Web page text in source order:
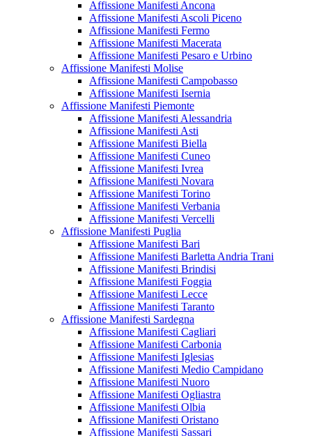
Affissione Manifesti Ancona
Affissione Manifesti Ascoli Piceno
Affissione Manifesti Fermo
Affissione Manifesti Macerata
Affissione Manifesti Pesaro e Urbino
Affissione Manifesti Molise
Affissione Manifesti Campobasso
Affissione Manifesti Isernia
Affissione Manifesti Piemonte
Affissione Manifesti Alessandria
Affissione Manifesti Asti
Affissione Manifesti Biella
Affissione Manifesti Cuneo
Affissione Manifesti Ivrea
Affissione Manifesti Novara
Affissione Manifesti Torino
Affissione Manifesti Verbania
Affissione Manifesti Vercelli
Affissione Manifesti Puglia
Affissione Manifesti Bari
Affissione Manifesti Barletta Andria Trani
Affissione Manifesti Brindisi
Affissione Manifesti Foggia
Affissione Manifesti Lecce
Affissione Manifesti Taranto
Affissione Manifesti Sardegna
Affissione Manifesti Cagliari
Affissione Manifesti Carbonia
Affissione Manifesti Iglesias
Affissione Manifesti Medio Campidano
Affissione Manifesti Nuoro
Affissione Manifesti Ogliastra
Affissione Manifesti Olbia
Affissione Manifesti Oristano
Affissione Manifesti Sassari